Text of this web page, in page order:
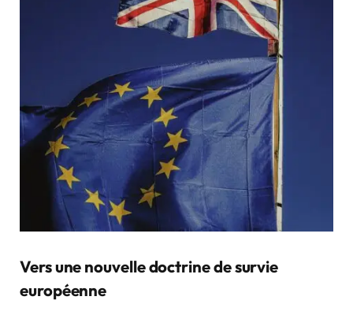
Vers une nouvelle doctrine de survie
européenne